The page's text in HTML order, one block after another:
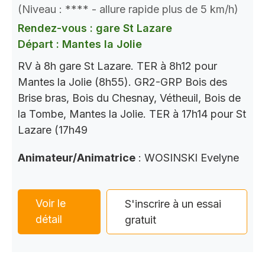
(Niveau : **** - allure rapide plus de 5 km/h)
Rendez-vous : gare St Lazare
Départ : Mantes la Jolie
RV à 8h gare St Lazare. TER à 8h12 pour
Mantes la Jolie (8h55). GR2-GRP Bois des
Brise bras, Bois du Chesnay, Vétheuil, Bois de
la Tombe, Mantes la Jolie. TER à 17h14 pour St
Lazare (17h49
Animateur/Animatrice : WOSINSKI Evelyne
Voir le
détail
S'inscrire à un essai
gratuit